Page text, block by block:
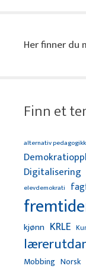
Her finner du
Finn et
alternativ pedagogikk
Digitalisering
elevdemokrati
kjønn KRLE
Mobbing Norsk